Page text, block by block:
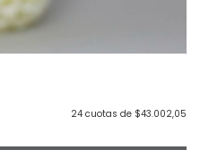
24 cuotas de $43.002,05